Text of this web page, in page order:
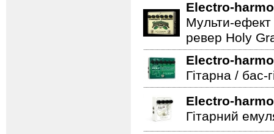
Electro-
Мульти-ефект
ревер Holy
Electro-
Гітарна / бас-
Electro-
Гітарний